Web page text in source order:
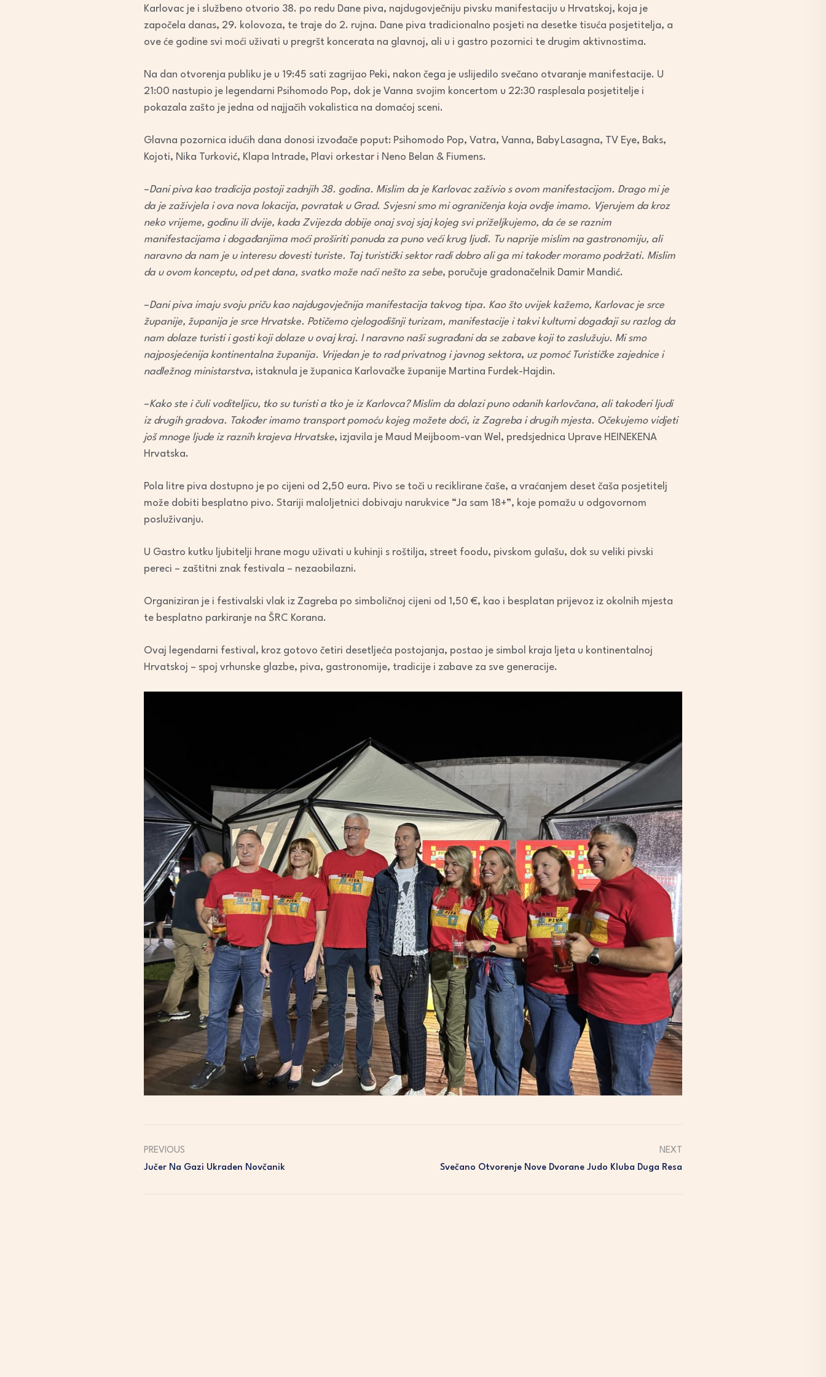
keys
increase
decrease
volume.
Karlovac je i službeno otvorio 38. po redu Dane piva, najdugovječniju pivsku manifestaciju u Hrvatskoj, koja je
započela danas, 29. kolovoza, te traje do 2. rujna. Dane piva tradicionalno posjeti na desetke tisuća posjetitelja, a
ove će godine svi moći uživati u pregršt koncerata na glavnoj, ali u i gastro pozornici te drugim aktivnostima.
Na dan otvorenja publiku je u 19:45 sati zagrijao Peki, nakon čega je uslijedilo svečano otvaranje manifestacije. U
21:00 nastupio je legendarni Psihomodo Pop, dok je Vanna svojim koncertom u 22:30 rasplesala posjetitelje i
pokazala zašto je jedna od najjačih vokalistica na domaćoj sceni.
Glavna pozornica idućih dana donosi izvođače poput: Psihomodo Pop, Vatra, Vanna, Baby Lasagna, TV Eye, Baks,
Kojoti, Nika Turković, Klapa Intrade, Plavi orkestar i Neno Belan & Fiumens.
–Dani piva kao tradicija postoji zadnjih 38. godina. Mislim da je Karlovac zaživio s ovom manifestacijom. Drago mi je
da je zaživjela i ova nova lokacija, povratak u Grad. Svjesni smo mi ograničenja koja ovdje imamo. Vjerujem da kroz
neko vrijeme, godinu ili dvije, kada Zvijezda dobije onaj svoj sjaj kojeg svi priželjkujemo, da će se raznim
manifestacijama i događanjima moći proširiti ponuda za puno veći krug ljudi. Tu naprije mislim na gastronomiju, ali
naravno da nam je u interesu dovesti turiste. Taj turistički sektor radi dobro ali ga mi također moramo podržati. Mislim
da u ovom konceptu, od pet dana, svatko može naći nešto za sebe, poručuje gradonačelnik Damir Mandić.
–Dani piva imaju svoju priču kao najdugovječnija manifestacija takvog tipa. Kao što uvijek kažemo, Karlovac je srce
županije, županija je srce Hrvatske. Potičemo cjelogodišnji turizam, manifestacije i takvi kulturni događaji su razlog da
nam dolaze turisti i gosti koji dolaze u ovaj kraj. I naravno naši sugrađani da se zabave koji to zaslužuju. Mi smo
najposjećenija kontinentalna županija. Vrijedan je to rad privatnog i javnog sektora, uz pomoć Turističke zajednice i
nadležnog ministarstva, istaknula je županica Karlovačke županije Martina Furdek-Hajdin.
–Kako ste i čuli voditeljicu, tko su turisti a tko je iz Karlovca? Mislim da dolazi puno odanih karlovčana, ali takođeri ljudi
iz drugih gradova. Također imamo transport pomoću kojeg možete doći, iz Zagreba i drugih mjesta. Očekujemo vidjeti
još mnoge ljude iz raznih krajeva Hrvatske, izjavila je Maud Meijboom-van Wel, predsjednica Uprave HEINEKENA
Hrvatska.
Pola litre piva dostupno je po cijeni od 2,50 eura. Pivo se toči u reciklirane čaše, a vraćanjem deset čaša posjetitelj
može dobiti besplatno pivo. Stariji maloljetnici dobivaju narukvice “Ja sam 18+”, koje pomažu u odgovornom
posluživanju.
U Gastro kutku ljubitelji hrane mogu uživati u kuhinji s roštilja, street foodu, pivskom gulašu, dok su veliki pivski
pereci – zaštitni znak festivala – nezaobilazni.
Organiziran je i festivalski vlak iz Zagreba po simboličnoj cijeni od 1,50 €, kao i besplatan prijevoz iz okolnih mjesta
te besplatno parkiranje na ŠRC Korana.
Ovaj legendarni festival, kroz gotovo četiri desetljeća postojanja, postao je simbol kraja ljeta u kontinentalnoj
Hrvatskoj – spoj vrhunske glazbe, piva, gastronomije, tradicije i zabave za sve generacije.
PREVIOUS
Jučer Na Gazi Ukraden Novčanik
NEXT
Svečano Otvorenje Nove Dvorane Judo Kluba Duga Resa